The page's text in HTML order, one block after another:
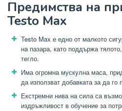
Предимства на
Testo Max
Testo Max е едно от малкото
на пазара, като поддържа
тегло.
Има огромна мускулна маса,
да използват добавката за да го
Екстремни нива на сила са
издръжливост в обучение за